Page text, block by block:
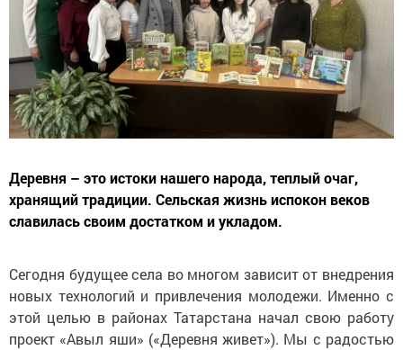
Деревня – это истоки нашего народа, теплый очаг,
хранящий традиции. Сельская жизнь испокон веков
славилась своим достатком и укладом.
Сегодня будущее села во многом зависит от внедрения
новых технологий и привлечения молодежи. Именно с
этой целью в районах Татарстана начал свою работу
проект «Авыл яши» («Деревня живет»). Мы с радостью